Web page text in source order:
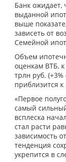
Банк ожидает,
выданной
выше
зависеть от
Семейной
Объем
оценкам ВТБ, к
трлн руб. (+3%
приблизится к
«Первое
самый сильный
всплеска
стал расти
зависимость
тенденция
укрепится в